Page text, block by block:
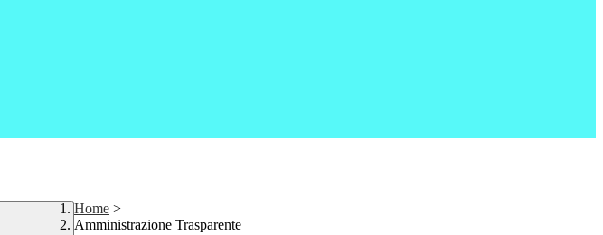
Home >
Amministrazione Trasparente